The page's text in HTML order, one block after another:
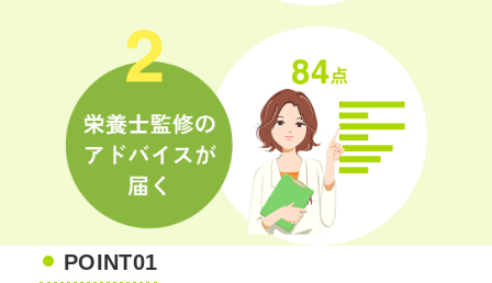
POINT01